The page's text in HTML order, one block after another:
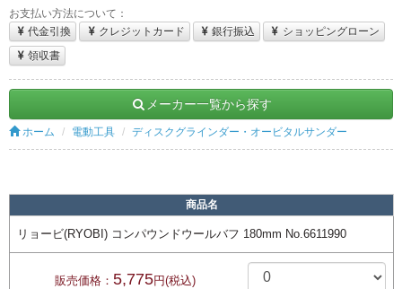
お支払い方法について：
代金引換
クレジットカード 銀行振込
ショッピングローン
領収書
メーカー一覧から探す
ホーム 電動工具 ディスクグラインダー・オービタルサンダー
商品名
リョービ(RYOBI) コンパウンドウールバフ 180mm No.6611990
販売価格： 5,775円(税込)